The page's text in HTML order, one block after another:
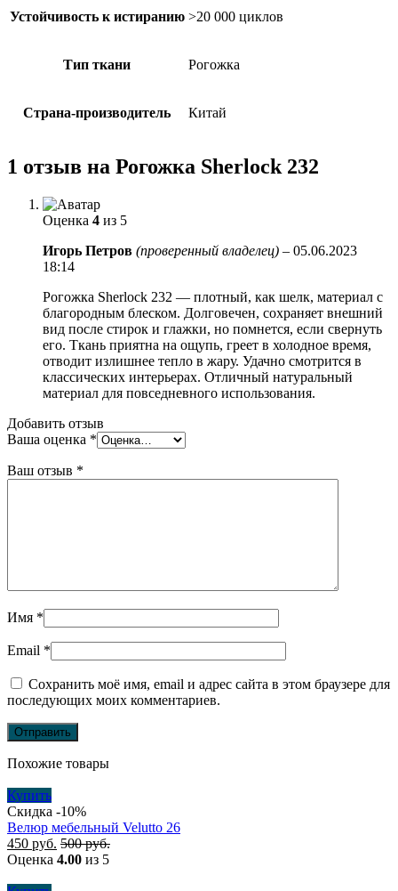
Устойчивость к истиранию >20 000 циклов
Тип ткани Рогожка
Страна-производитель Китай
1 отзыв на Рогожка Sherlock 232
Оценка 4 из 5
Игорь Петров (проверенный владелец) – 05.06.2023
18:14
Рогожка Sherlock 232 — плотный, как шелк, материал с
благородным блеском. Долговечен, сохраняет внешний
вид после стирок и глажки, но помнется, если свернуть
его. Ткань приятна на ощупь, греет в холодное время,
отводит излишнее тепло в жару. Удачно смотрится в
классических интерьерах. Отличный натуральный
материал для повседневного использования.
Добавить отзыв
Ваша оценка *
Ваш отзыв *
Имя *
Email *
Сохранить моё имя, email и адрес сайта в этом браузере для
последующих моих комментариев.
Похожие товары
Купить
Скидка -10%
Велюр мебельный Velutto 26
450 руб. 500руб.
Оценка 4.00 из 5